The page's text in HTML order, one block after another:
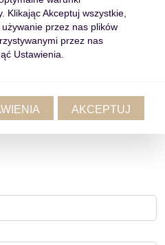
Klikając Akceptuj wszystkie,
przez nas plików
przez nas
Ustawienia.
AKCEPTUJ